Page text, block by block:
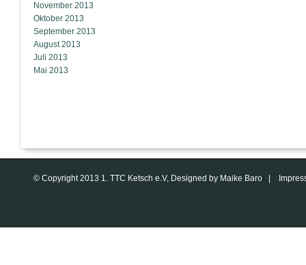
November 2013
Oktober 2013
September 2013
August 2013
Juli 2013
Mai 2013
© Copyright 2013 1. TTC Ketsch e.V, Designed by Maike Baro |